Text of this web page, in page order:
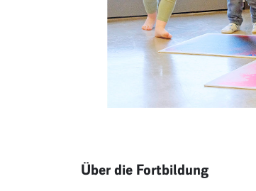
Über die Fortbildung